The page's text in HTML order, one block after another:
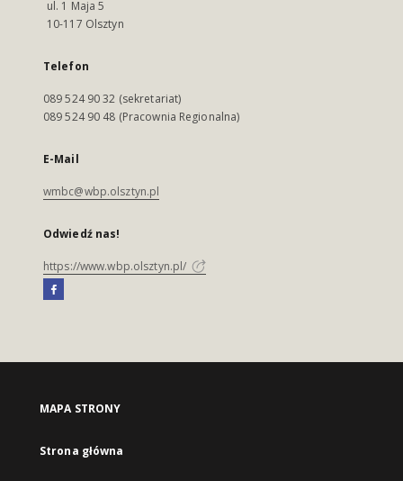
ul. 1 Maja 5
10-117 Olsztyn
Telefon
089 524 90 32 (sekretariat)
089 524 90 48 (Pracownia Regionalna)
E-Mail
wmbc@wbp.olsztyn.pl
Odwiedź nas!
https://www.wbp.olsztyn.pl/
MAPA STRONY
Strona główna